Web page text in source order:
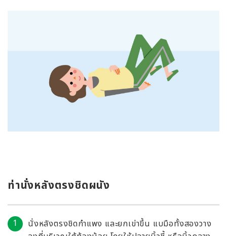
ท่านั่งหลังตรงชิดผนัง
นั่งหลังตรงชิดกำแพง และยกเข่าขึ้น แบมือทั้งสองวาง